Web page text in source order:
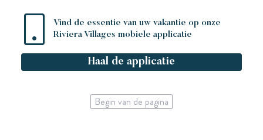
Vind de essentie van uw vakantie op onze
Riviera Villages mobiele applicatie
Haal de applicatie
Begin van de pagina